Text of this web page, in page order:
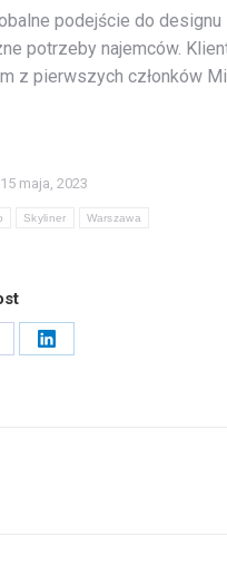
podejście do
potrzeby najemców.
z pierwszych członków
15 maja, 2023
Skyliner Warszawa
Share